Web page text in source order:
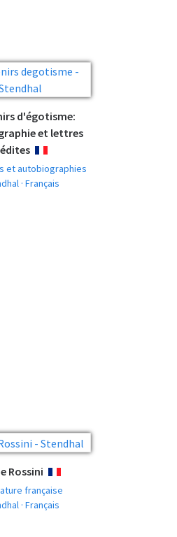
d'égotisme:
et lettres
et autobiographies
· Français
Rossini
française
· Français